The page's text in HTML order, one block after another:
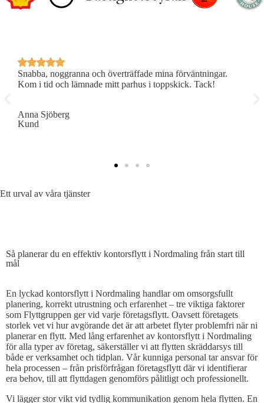
Snabba, noggranna och överträffade mina förväntningar.
Kom i tid och lämnade mitt parhus i toppskick. Tack!
Anna Sjöberg
Kund
Ett urval av våra tjänster
Så planerar du en effektiv kontorsflytt i Nordmaling från start till
mål
En lyckad kontorsflytt i Nordmaling handlar om omsorgsfullt
planering, korrekt utrustning och erfarenhet – tre viktiga faktorer
som Flyttgruppen ger vid varje företagsflytt. Oavsett företagets
storlek vet vi hur avgörande det är att arbetet flyter problemfri när ni
planerar en flytt. Med lång erfarenhet av kontorsflytt i Nordmaling
för alla typer av företag, säkerställer vi att flytten skräddarsys till
både er verksamhet och tidplan. Vår kunniga personal tar ansvar för
hela processen – från prisförfrågan företagsflytt där vi identifierar
era behov, till att flyttdagen genomförs pålitligt och professionellt.
Vi lägger stor vikt vid tydlig kommunikation genom hela flytten. En